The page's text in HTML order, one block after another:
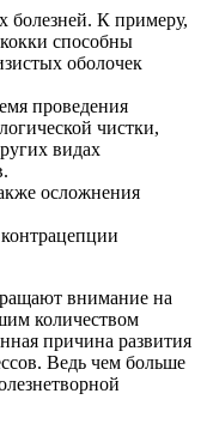
К примеру,
способны
оболочек
проведения
чистки,
видах
осложнения
внимание на
количеством
причина развития
Ведь чем больше